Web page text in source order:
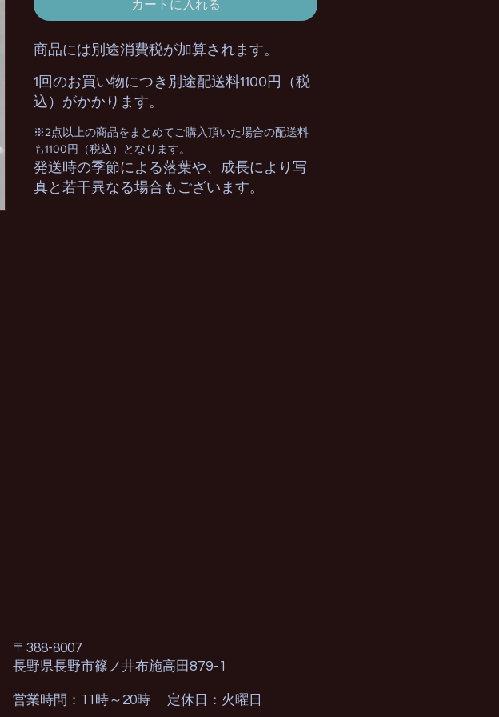
カートに入れる
商品には別途消費税が加算されます。
1回のお買い物につき別途配送料1100円（税
込）がかかります。
※2点以上の商品をまとめてご購入頂いた場合の配送料
も1100円（税込）となります。
発送時の季節による落葉や、成長により写
真と若干異なる場合もございます。
〒388-8007
長野県長野市篠ノ井布施高田 879-1
営業時間：11時～20時 定休日：火曜日